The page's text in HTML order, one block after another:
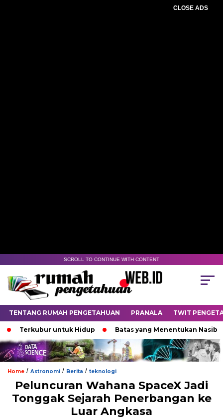
CLOSE ADS
SCROLL TO CONTINUE WITH CONTENT
TENTANG RUMAH PENGETAHUAN PRANALA TWIT
untuk Hidup Batas yang Menentukan Nasib Bintang
Home / Astronomi / Berita / teknologi
Peluncuran Wahana SpaceX Jadi
Tonggak Sejarah Penerbangan ke
Luar Angkasa